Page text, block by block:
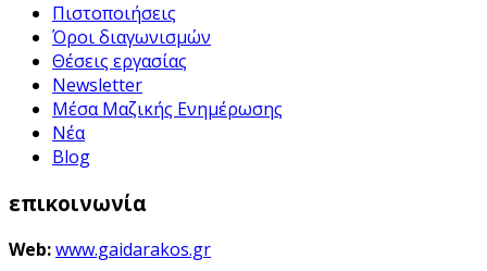
Πιστοποιήσεις
Όροι διαγωνισμών
Θέσεις εργασίας
Newsletter
Μέσα Μαζικής Ενημέρωσης
Νέα
Blog
επικοινωνία
Web:www.gaidarakos.gr